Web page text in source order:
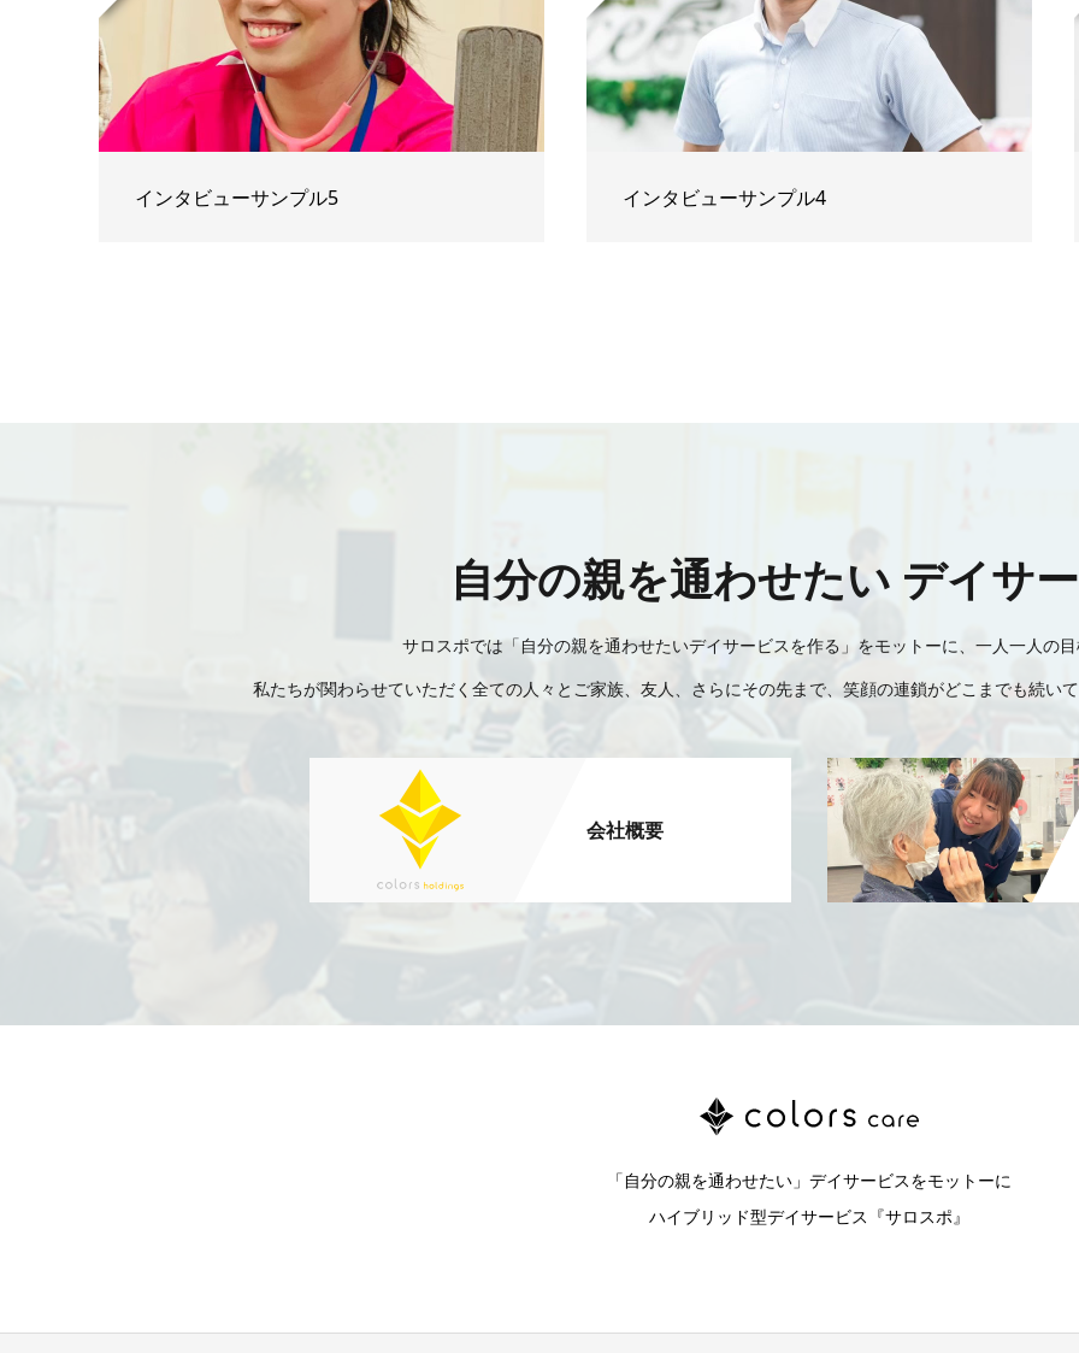
インタビューサンプル5 インタビューサンプル4
自分の親を通わせたい デイサ
サロスポでは「自分の親を通わせたいデイサービスを作る」をモットーに、一人一人の
私たちが関わらせていただく全ての人々とご家族、友人、さらにその先まで、笑顔の連鎖がどこまでも続い
会社概要
「自分の親を通わせたい」デイサービスをモットーに
ハイブリッド型デイサービス『サロスポ』